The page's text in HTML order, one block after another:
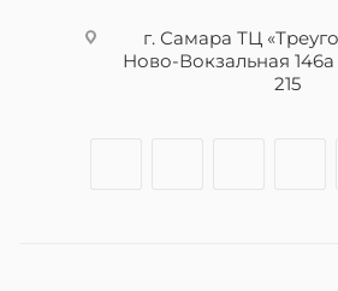
г. Самара ТЦ
Ново-Вокзальная
215